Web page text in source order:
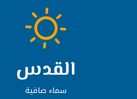
القدس
سماء صافية